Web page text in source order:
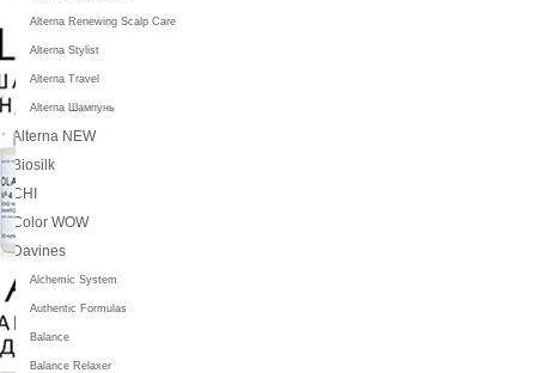
Alterna Renewing Scalp Care
Alterna Stylist
Alterna Travel
Alterna Шампунь
Alterna NEW
Biosilk
CHI
Color WOW
Davines
Alchemic System
Authentic Formulas
Balance
Balance Relaxer